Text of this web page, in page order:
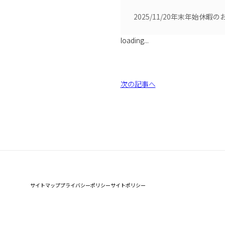
2025/11/20年末年始休暇の
loading...
次の記事へ
サイトマッププライバシーポリシーサイトポリシー